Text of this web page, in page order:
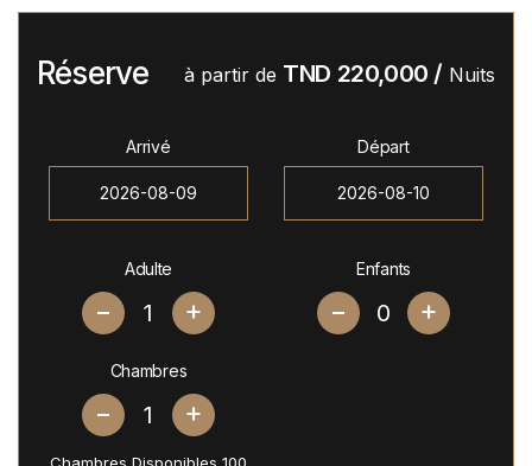
Réserve à partir de TND 220,000 / Nuits
Arrivé Départ
Adulte
+
Enfants
+
Chambres
+